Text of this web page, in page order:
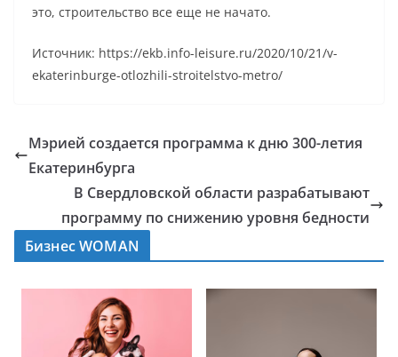
это, строительство все еще не начато.
Источник: https://ekb.info-leisure.ru/2020/10/21/v-
ekaterinburge-otlozhili-stroitelstvo-metro/
Мэрией создается программа к дню 300-летия
Екатеринбурга
В Свердловской области разрабатывают
программу по снижению уровня бедности
Бизнес WOMAN